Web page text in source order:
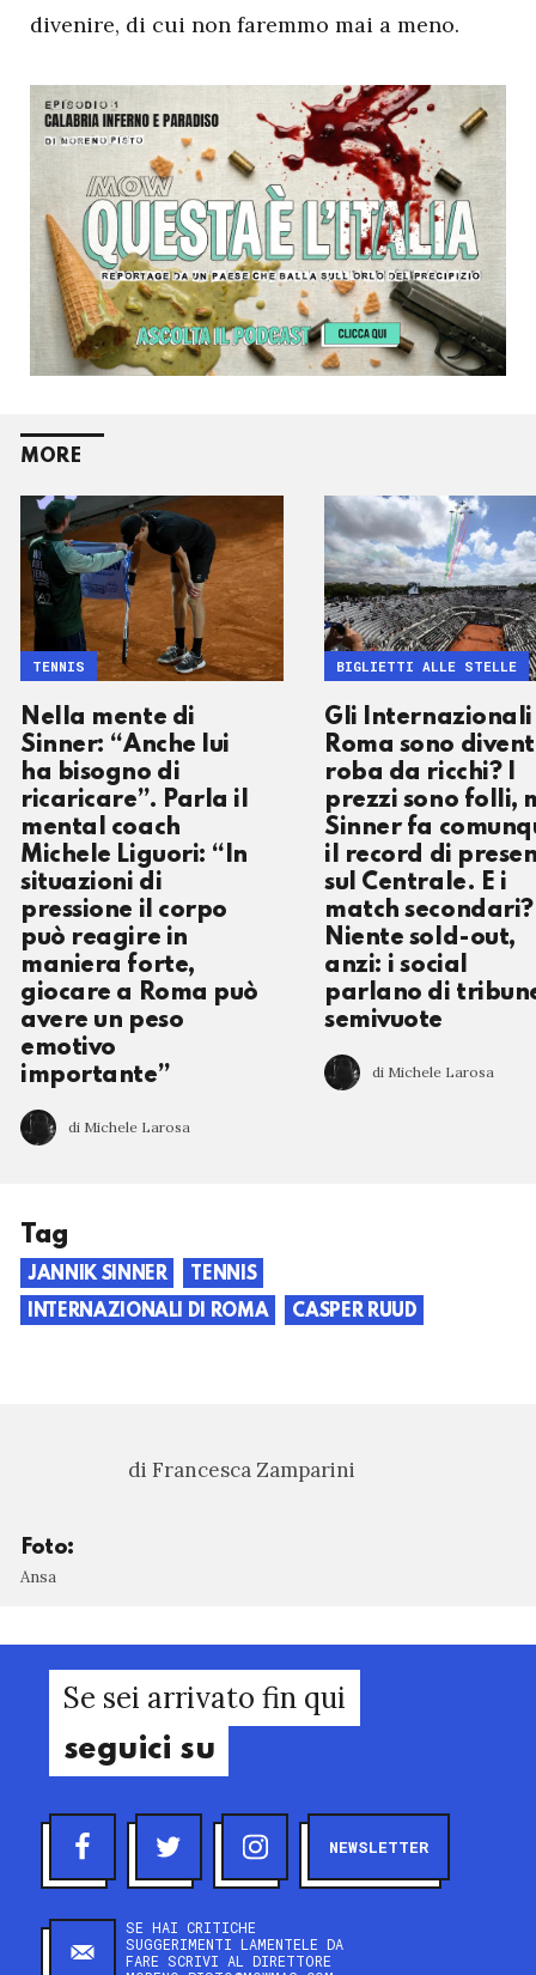
divenire, di cui non faremmo mai a meno.
MORE
Nella mente di
Sinner: “Anche lui
ha bisogno di
ricaricare”. Parla il
mental coach
Michele Liguori: “In
situazioni di
pressione il corpo
può reagire in
maniera forte,
giocare a Roma può
avere un peso
emotivo
importante”
di Michele Larosa
TENNIS
Gli Internazionali
Roma sono
roba da ricchi? I
prezzi sono folli,
Sinner fa
il record di
sul Centrale. E i
match secondari?
Niente sold-out,
anzi: i social
parlano di
semivuote
di Michele Larosa
BIGLIETTI ALLE STELLE
Tag
JANNIK SINNER
TENNIS
INTERNAZIONALI DI ROMA
CASPER RUUD
di Francesca Zamparini
Foto:
Ansa
Se sei arrivato fin qui
seguici su
NEWSLETTER
SE HAI CRITICHE
SUGGERIMENTI LAMENTELE DA
FARE SCRIVI AL DIRETTORE